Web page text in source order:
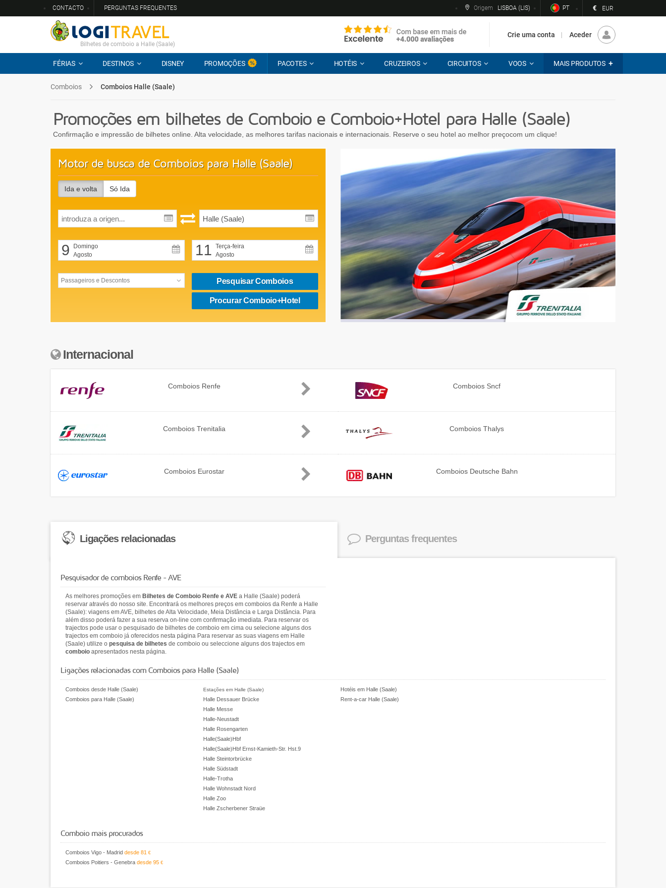
CONTACTO PERGUNTAS FREQUENTES Origem LISBOA (LIS) PT € EUR
Bilhetes de comboio a Halle (Saale)
Crie uma conta Aceder
FÉRIAS DESTINOS DISNEY PROMOÇÕES PACOTES HOTÉIS CRUZEIROS CIRCUITOS VOOS MAIS PRODUTOS
Comboios Comboios Halle (Saale)
Promoções em bilhetes de Comboio e Comboio+Hotel para Halle (Saale)
Confirmação e impressão de bilhetes online. Alta velocidade, as melhores tarifas nacionais e internacionais. Reserve o seu hotel ao melhor preçocom um clique!
Motor de busca de Comboios para Halle (Saale)
Ida e volta Só Ida
9
Domingo
Agosto
11 Terça-feira
Agosto
Pesquisar Comboios
Procurar Comboio+Hotel
Internacional
Comboios Renfe Comboios Sncf
Comboios Trenitalia Comboios Thalys
Comboios Eurostar Comboios Deutsche Bahn
Ligações relacionadas Perguntas frequentes
Pesquisador de comboios Renfe - AVE
As melhores promoções em Bilhetes de Comboio Renfe e AVE a Halle (Saale) poderá
reservar através do nosso site. Encontrará os melhores preços em comboios da Renfe a Halle
(Saale): viagens em AVE, bilhetes de Alta Velocidade, Meia Distância e Larga Distância. Para
além disso poderá fazer a sua reserva on-line com confirmação imediata. Para reservar os
trajectos pode usar o pesquisado de bilhetes de comboio em cima ou selecione alguns dos
trajectos em comboio já oferecidos nesta página Para reservar as suas viagens em Halle
(Saale) utilize o pesquisa de bilhetes de comboio ou seleccione alguns dos trajectos em
comboio apresentados nesta página.
Ligações relacionadas com Comboios para Halle (Saale)
Comboios desde Halle (Saale)
Comboios para Halle (Saale)
Estações em Halle (Saale)
Halle Dessauer Brücke
Halle Messe
Halle-Neustadt
Halle Rosengarten
Halle(Saale)Hbf
Halle(Saale)Hbf Ernst-Kamieth-Str. Hst.9
Halle Steintorbrücke
Halle Südstadt
Halle-Trotha
Halle Wohnstadt Nord
Halle Zoo
Halle Zscherbener Straüe
Hotéis em Halle (Saale)
Rent-a-car Halle (Saale)
Comboio mais procurados
Comboios Vigo - Madrid desde 81 €
Comboios Poitiers - Genebra desde 95 €